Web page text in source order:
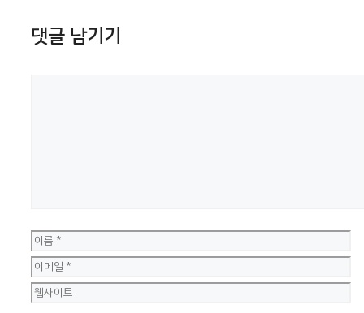
댓글 남기기
이
름
이
메
웹